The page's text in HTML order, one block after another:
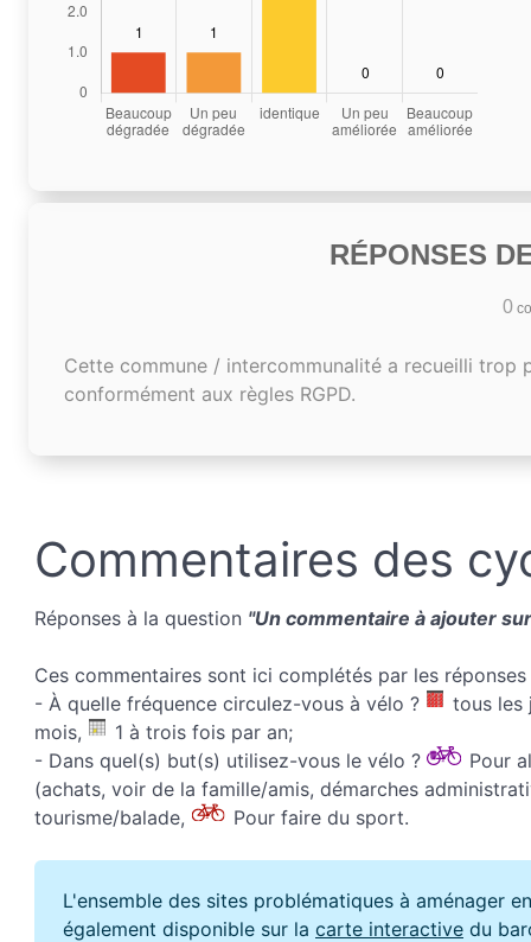
RÉPONSES
0
Cette commune / intercommunalité a recueilli
conformément aux règles RGPD.
Commentaires des
Réponses à la question "Un commentaire à ajouter
Ces commentaires sont ici complétés par les
- À quelle fréquence circulez-vous à vélo ?
tous les
mois,
1 à trois fois par an;
- Dans quel(s) but(s) utilisez-vous le vélo ?
Pour
(achats, voir de la famille/amis, démarches
tourisme/balade,
Pour faire du sport.
L'ensemble des sites problématiques à aménager
également disponible sur la carte interactive du